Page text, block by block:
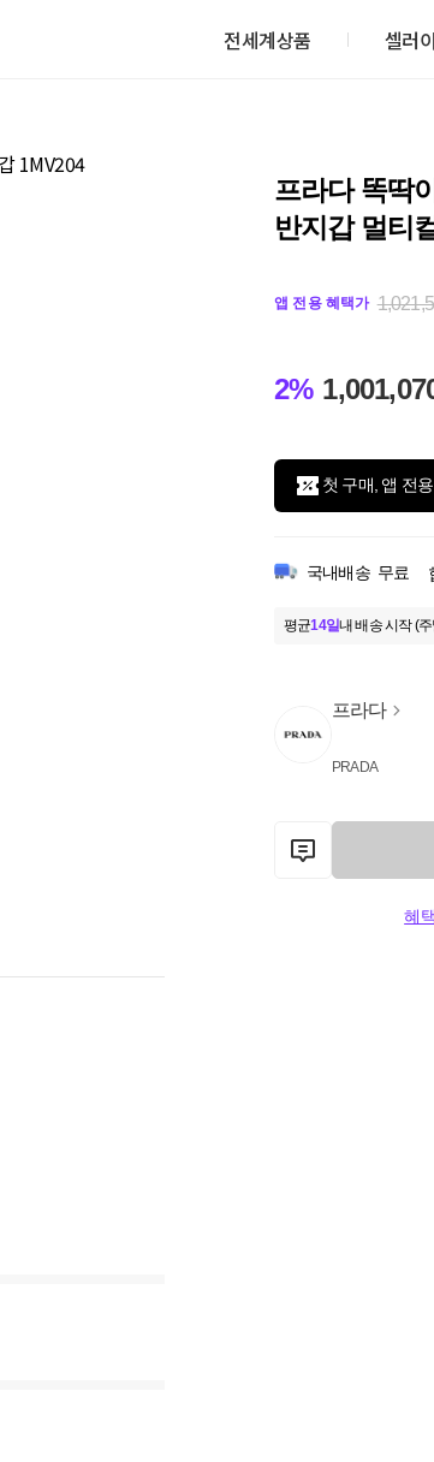
전세계상품 셀러
프라다 똑딱
반지갑 멀티
앱 전용 혜택가
2%
첫 구매, 앱 전용
국내배송 무료
평균14일내 배송 시작 (
프라다
PRADA
혜